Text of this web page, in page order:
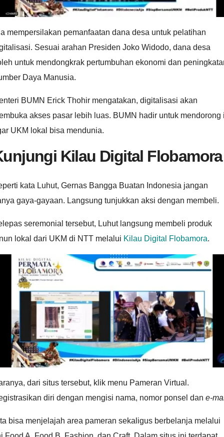
mempersilakan pemanfaatan dana desa untuk pelatihan
Sesuai arahan Presiden Joko Widodo, dana desa
untuk mendongkrak pertumbuhan ekonomi dan
Daya Manusia.
BUMN Erick Thohir mengatakan, digitalisasi akan
akses pasar lebih luas. BUMN hadir untuk mendorong
UKM lokal bisa mendunia.
Kilau Digital Flobamora
kata Luhut, Gernas Bangga Buatan Indonesia jangan
gaya-gayaan. Langsung tunjukkan aksi dengan membeli.
seremonial tersebut, Luhut langsung membeli produk
lokal dari UKM di NTT melalui Kilau Digital Flobamora.
dari situs tersebut, klik menu Pameran Virtual.
diri dengan mengisi nama, nomor ponsel dan e-
bisa menjelajah area pameran sekaligus berbelanja melalui